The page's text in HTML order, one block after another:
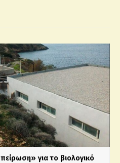
για το βιολογικό